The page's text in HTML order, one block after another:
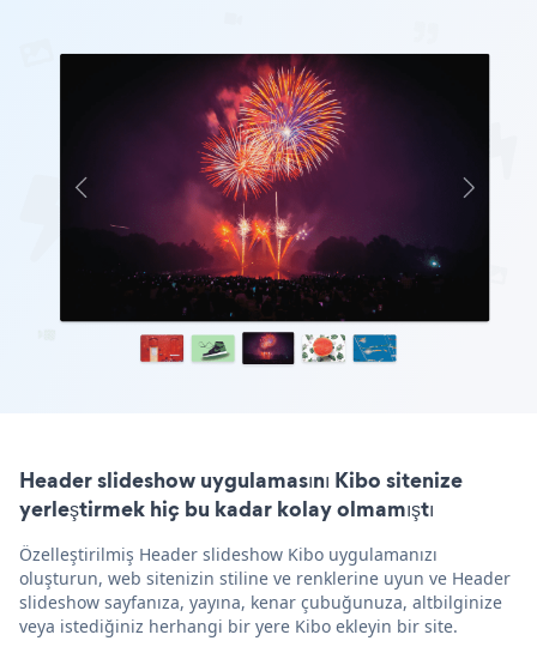
Header slideshow uygulamasını Kibo sitenize
yerleştirmek hiç bu kadar kolay olmamıştı
Özelleştirilmiş Header slideshow Kibo uygulamanızı
oluşturun, web sitenizin stiline ve renklerine uyun ve Header
slideshow sayfanıza, yayına, kenar çubuğunuza, altbilginize
veya istediğiniz herhangi bir yere Kibo ekleyin bir site.